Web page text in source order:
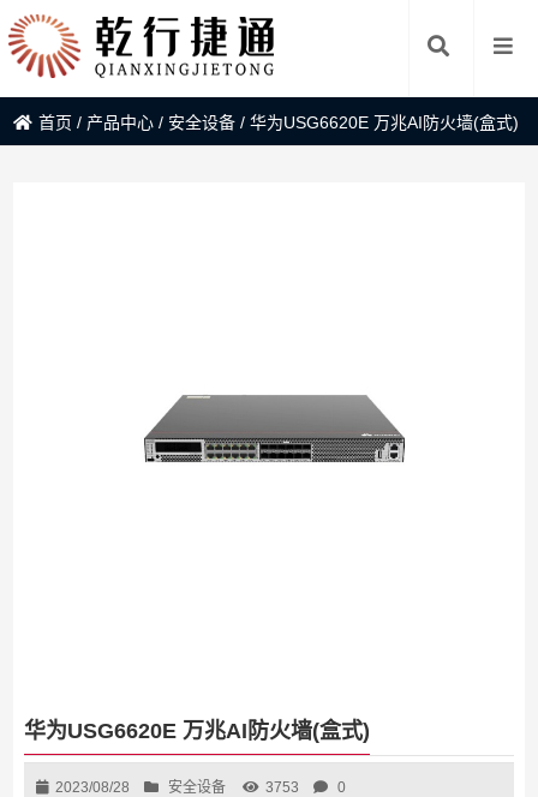
首页 / 产品中心 / 安全设备 /华为USG6620E 万兆AI防火墙(盒式)
华为USG6620E 万兆AI防火墙(盒式)
2023/08/28 安全设备 3753 0